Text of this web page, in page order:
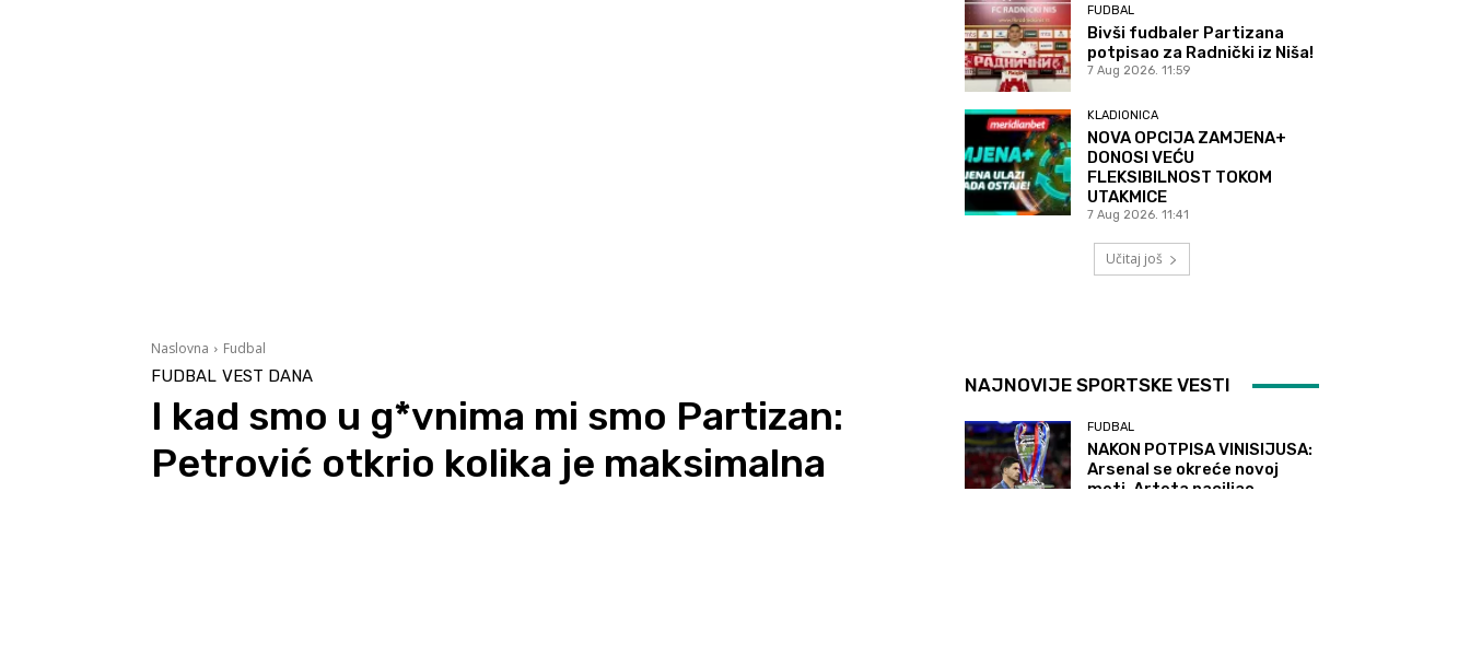
FUDBAL
Bivši fudbaler Partizana
potpisao za Radnički iz Niša!
7 Aug 2026. 11:59
KLADIONICA
NOVA OPCIJA ZAMJENA+
DONOSI VEĆU
FLEKSIBILNOST TOKOM
UTAKMICE
7 Aug 2026. 11:41
Učitaj još